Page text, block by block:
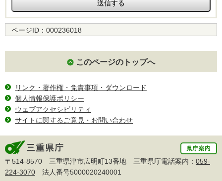
ページID： 000236018
このページのトップへ
リンク・著作権・免責事項・ダウンロード
個人情報保護ポリシー
ウェブアクセシビリティ
サイトに関するご意見・お問い合わせ
〒514-8570 三重県津市広明町13番地 三重県庁電話案内： 059-
224-3070 法人番号5000020240001